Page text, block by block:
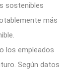
sostenibles
más
los empleados
Según datos